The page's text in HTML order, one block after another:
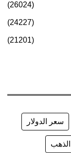
(26024)
(24227)
(21201)
سعر الدولار
الذهب